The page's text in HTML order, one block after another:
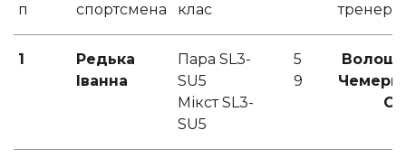
п
спортсмена
клас
тренера
1
Редька
Іванна
Пара SL3-
SU5
Мікст SL3-
SU5
5
9